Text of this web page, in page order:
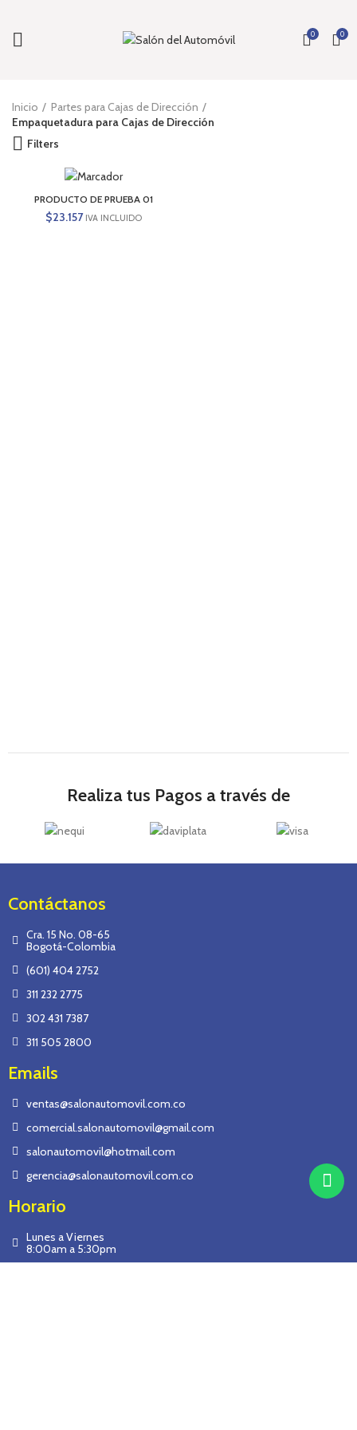
0 0
Inicio
Partes para Cajas de Dirección
Empaquetadura para Cajas de Dirección
Filters
PRODUCTO DE PRUEBA 01
$23.157 IVA INCLUIDO
Realiza tus Pagos a través de
Contáctanos
Cra. 15 No. 08-65
Bogotá-Colombia
(601) 404 2752
311 232 2775
302 431 7387
311 505 2800
Emails
ventas@salonautomovil.com.co
comercial.salonautomovil@gmail.com
salonautomovil@hotmail.com
gerencia@salonautomovil.com.co
Horario
Lunes a Viernes
8:00am a 5:30pm